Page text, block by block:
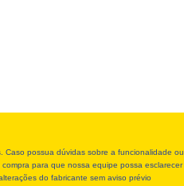
Caso possua dúvidas sobre a funcionalidade ou
para que nossa equipe possa esclarecer
do fabricante sem aviso prévio